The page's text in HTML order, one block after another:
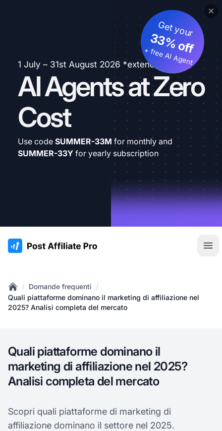
1 July – 31st August 2026 *extended
AI Agents at Zero
Cost
Get your
33% off
+ free AI Agent
Use code SUMMER-33M for monthly and
SUMMER-33Y for yearly subscription
:site.title
Home
/ Domande frequenti /
Quali piattaforme dominano il marketing di affiliazione nel
2025? Analisi completa del mercato
Quali piattaforme dominano il
marketing di affiliazione nel 2025?
Analisi completa del mercato
Scopri quali piattaforme di marketing di
affiliazione dominano il settore nel 2025.